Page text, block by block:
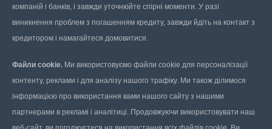
компаній і банків, і завжди уточнюйте спірні моменти. У разі
виникнення проблем з погашенням кредиту, завжди йдіть на контакт з
кредитором і намагайтеся домовитися.
Файли cookie. Ми використовуємо файли cookie для персоналізації
контенту, реклами і для аналізу нашого трафіку. Ми також ділимося
інформацією про використання вами нашого сайту з нашими
партнерами в рекламі і аналітиці. Продовжуючи використовувати наш